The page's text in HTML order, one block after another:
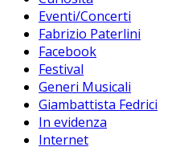
Eventi/Concerti
Fabrizio Paterlini
Facebook
Festival
Generi Musicali
Giambattista Fedrici
In evidenza
Internet